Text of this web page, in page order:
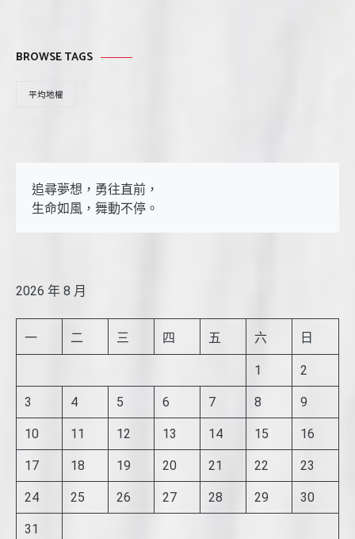
BROWSE TAGS
平均地權
追尋夢想，勇往直前，
生命如風，舞動不停。
2026 年 8 月
一 二 三 四 五 六 日
1 2
3 4 5 6 7 8 9
10 11 12 13 14 15 16
17 18 19 20 21 22 23
24 25 26 27 28 29 30
31